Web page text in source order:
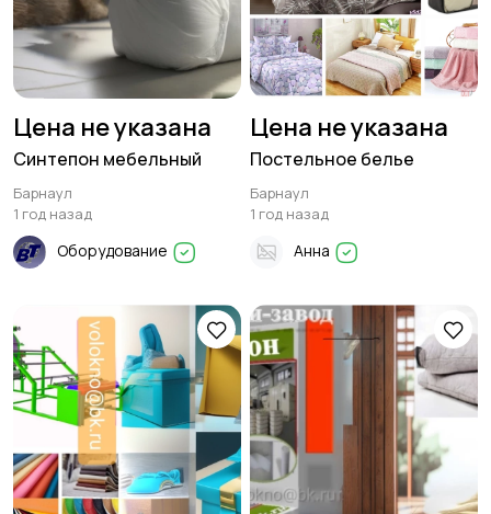
Цена не указана
Синтепон мебельный
Барнаул
1 год назад
Оборудование
Цена не указана
Постельное белье
Барнаул
1 год назад
Анна